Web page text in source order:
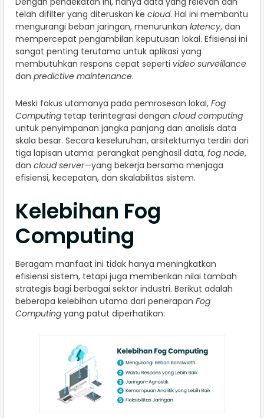
telah difilter yang diteruskan ke cloud. Hal ini membantu
mengurangi beban jaringan, menurunkan latency, dan
mempercepat pengambilan keputusan lokal. Efisiensi ini
sangat penting terutama untuk aplikasi yang
membutuhkan respons cepat seperti video surveillance
dan predictive maintenance.
Meski fokus utamanya pada pemrosesan lokal, Fog
Computing tetap terintegrasi dengan cloud computing
untuk penyimpanan jangka panjang dan analisis data
skala besar. Secara keseluruhan, arsitekturnya terdiri dari
tiga lapisan utama: perangkat penghasil data, fog node,
dan cloud server—yang bekerja bersama menjaga
efisiensi, kecepatan, dan skalabilitas sistem.
Kelebihan Fog
Computing
Beragam manfaat ini tidak hanya meningkatkan
efisiensi sistem, tetapi juga memberikan nilai tambah
strategis bagi berbagai sektor industri. Berikut adalah
beberapa kelebihan utama dari penerapan Fog
Computing yang patut diperhatikan: